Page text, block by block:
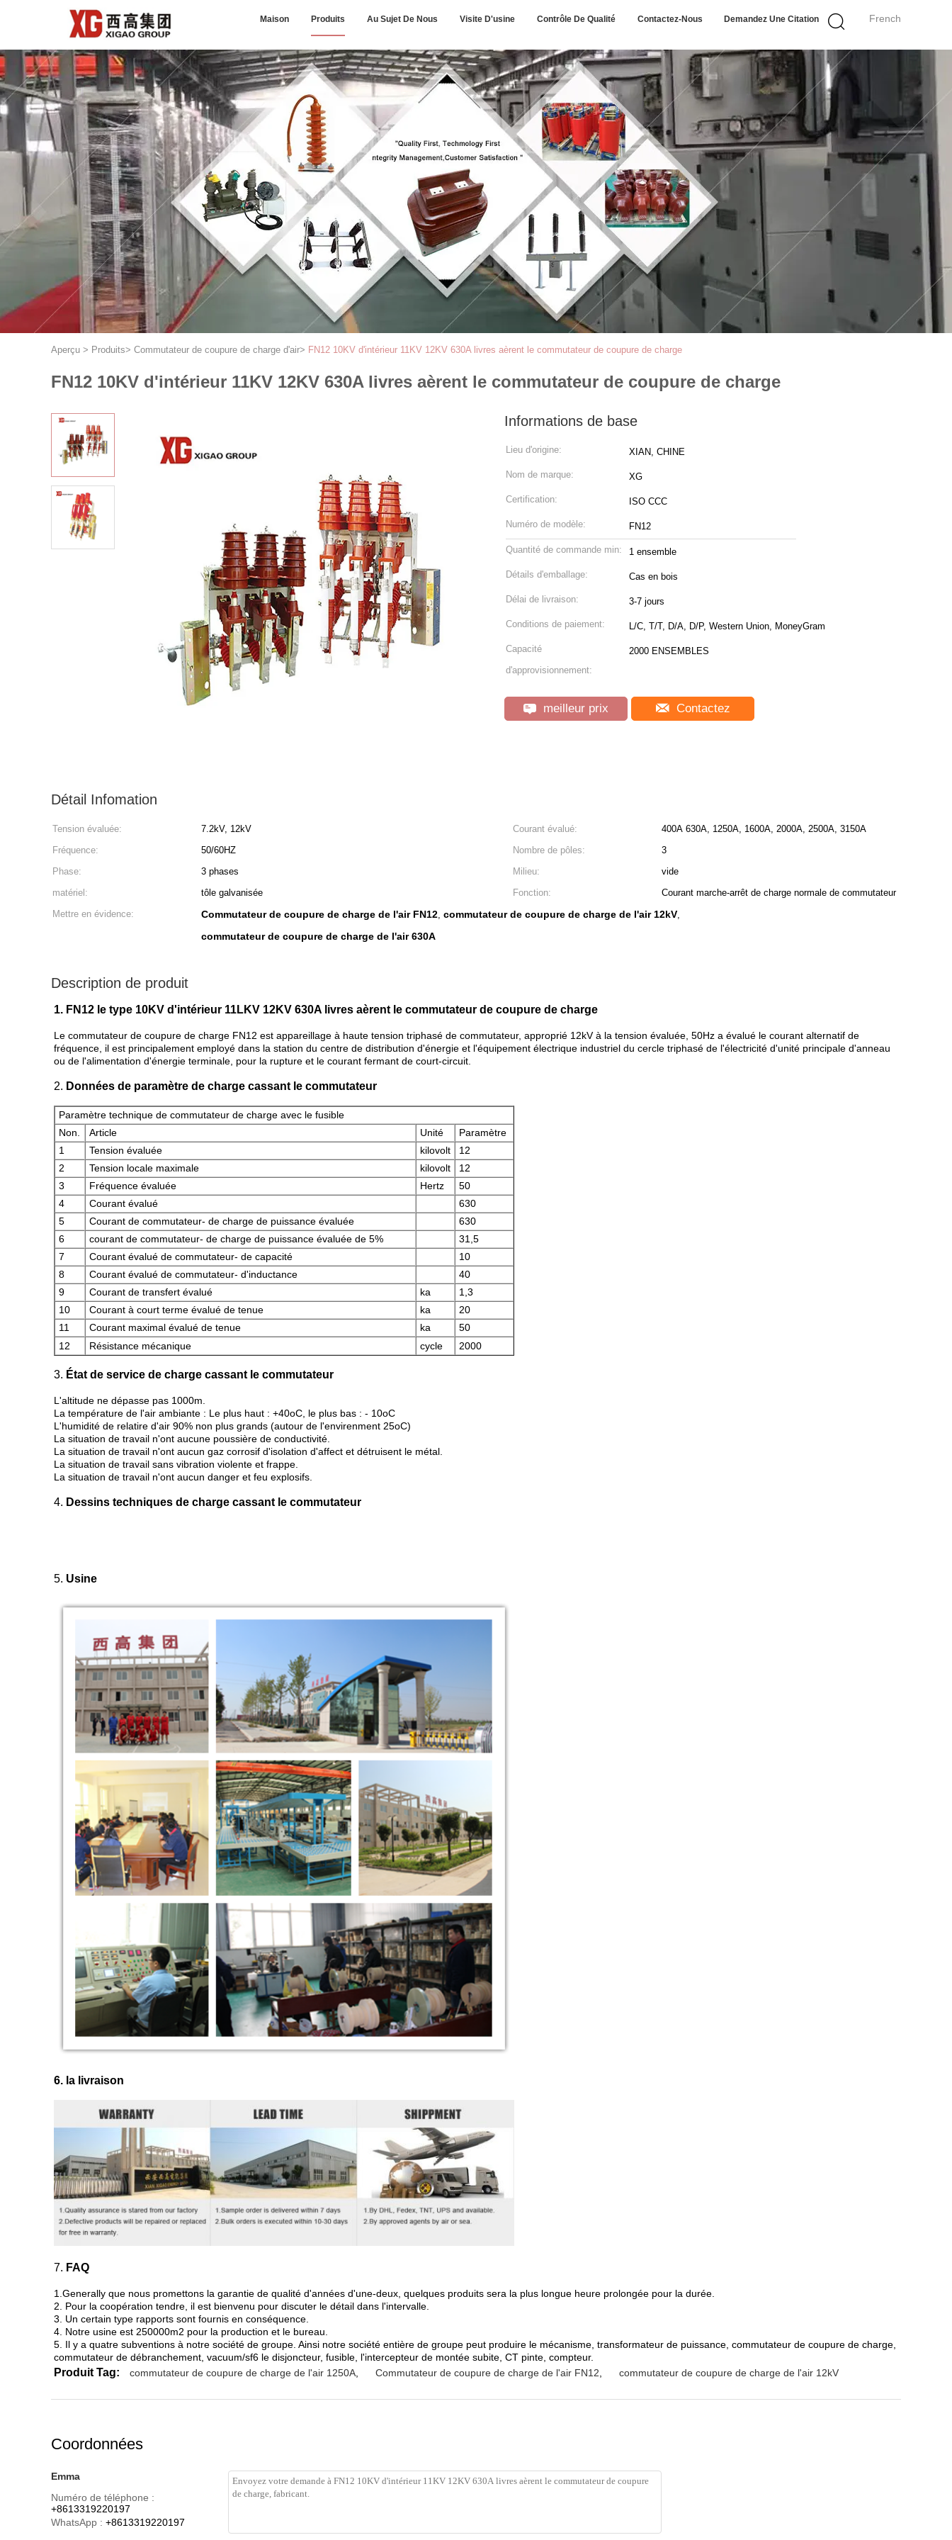
French
Maison Produits Au Sujet De Nous Visite D'usine Contrôle De Qualité Contactez-Nous Demandez Une Citation
Aperçu > Produits> Commutateur de coupure de charge d'air> FN12 10KV d'intérieur 11KV 12KV 630A livres aèrent le commutateur de coupure de charge
FN12 10KV d'intérieur 11KV 12KV 630A livres aèrent le commutateur de coupure de charge
Informations de base
Lieu d'origine: XIAN, CHINE
Nom de marque: XG
Certification: ISO CCC
Numéro de modèle: FN12
Quantité de commande min: 1 ensemble
Détails d'emballage: Cas en bois
Délai de livraison: 3-7 jours
Conditions de paiement: L/C, T/T, D/A, D/P, Western Union, MoneyGram
Capacité
d'approvisionnement:
2000 ENSEMBLES
meilleur prix Contactez
Détail Infomation
Tension évaluée: 7.2kV, 12kV Courant évalué:
400A 630A, 1250A, 1600A, 2000A, 2500A, 3150A
Fréquence:
50/60HZ Nombre de pôles:
3
Phase:
3 phases Milieu:
vide
matériel:
tôle galvanisée Fonction:
Courant marche-arrêt de charge normale de commutateur
Mettre en évidence:
Commutateur de coupure de charge de l'air FN12, commutateur de coupure de charge de l'air 12kV,
commutateur de coupure de charge de l'air 630A
Description de produit
1. FN12 le type 10KV d'intérieur 11LKV 12KV 630A livres aèrent le commutateur de coupure de charge
Le commutateur de coupure de charge FN12 est appareillage à haute tension triphasé de commutateur, approprié 12kV à la tension évaluée, 50Hz a évalué le courant alternatif de
fréquence, il est principalement employé dans la station du centre de distribution d'énergie et l'équipement électrique industriel du cercle triphasé de l'électricité d'unité principale d'anneau
ou de l'alimentation d'énergie terminale, pour la rupture et le courant fermant de court-circuit.
2. Données de paramètre de charge cassant le commutateur
Paramètre technique de commutateur de charge avec le fusible
Non.
Article Unité
Paramètre
1
Tension évaluée kilovolt
12
2
Tension locale maximale kilovolt
12
3
Fréquence évaluée Hertz
50
4
Courant évalué
630
5
Courant de commutateur- de charge de puissance évaluée
630
6
courant de commutateur- de charge de puissance évaluée de 5%
31,5
7
Courant évalué de commutateur- de capacité
10
8
Courant évalué de commutateur- d'inductance
40
9
Courant de transfert évalué ka
1,3
10
Courant à court terme évalué de tenue ka
20
11
Courant maximal évalué de tenue ka
50
12
Résistance mécanique cycle 2000
3. État de service de charge cassant le commutateur
L'altitude ne dépasse pas 1000m.
La température de l'air ambiante : Le plus haut : +40oC, le plus bas : - 10oC
L'humidité de relatire d'air 90% non plus grands (autour de l'envirenment 25oC)
La situation de travail n'ont aucune poussière de conductivité.
La situation de travail n'ont aucun gaz corrosif d'isolation d'affect et détruisent le métal.
La situation de travail sans vibration violente et frappe.
La situation de travail n'ont aucun danger et feu explosifs.
4. Dessins techniques de charge cassant le commutateur
5. Usine
6. la livraison
7. FAQ
1.Generally que nous promettons la garantie de qualité d'années d'une-deux, quelques produits sera la plus longue heure prolongée pour la durée.
2. Pour la coopération tendre, il est bienvenu pour discuter le détail dans l'intervalle.
3. Un certain type rapports sont fournis en conséquence.
4. Notre usine est 250000m2 pour la production et le bureau.
5. Il y a quatre subventions à notre société de groupe. Ainsi notre société entière de groupe peut produire le mécanisme, transformateur de puissance, commutateur de coupure de charge,
commutateur de débranchement, vacuum/sf6 le disjoncteur, fusible, l'intercepteur de montée subite, CT pinte, compteur.
Produit Tag: commutateur de coupure de charge de l'air 1250A Commutateur de coupure de charge de l'air FN12 commutateur de coupure de charge de l'air 12kV
Coordonnées
Emma
Numéro de téléphone :
+8613319220197
WhatsApp : +8613319220197